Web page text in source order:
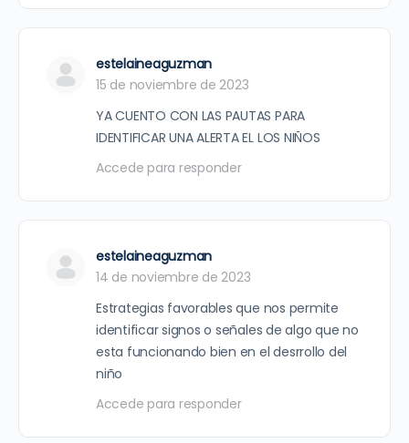
estelaineaguzman
15 de noviembre de 2023
YA CUENTO CON LAS PAUTAS PARA
IDENTIFICAR UNA ALERTA EL LOS NIÑOS
Accede para responder
estelaineaguzman
14 de noviembre de 2023
Estrategias favorables que nos permite
identificar signos o señales de algo que no
esta funcionando bien en el desrrollo del
niño
Accede para responder